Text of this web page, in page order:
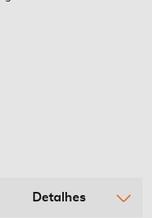
Detalhes